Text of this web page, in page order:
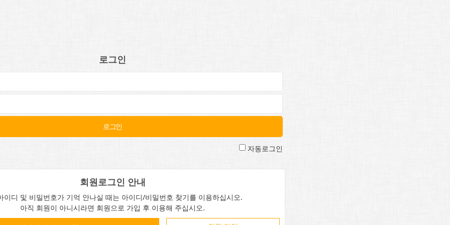
로그인
자동로그인
회원로그인 안내
이디 및 비밀번호가 기억 안나실 때는 아이디/비밀번호 찾기를 이용하십시오.
아직 회원이 아니시라면 회원으로 가입 후 이용해 주십시오.